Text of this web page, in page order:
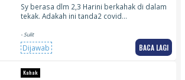
Sy berasa dlm 2,3 Harini berkahak di dalam
tekak. Adakah ini tanda2 covid…
- Sulit
Dijawab BACA LAGI
Kahak